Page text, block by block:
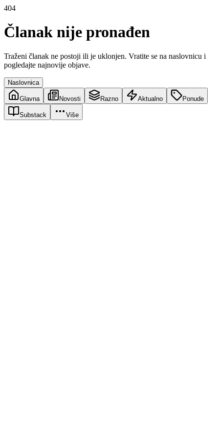
404
Članak nije pronađen
Traženi članak ne postoji ili je uklonjen. Vratite se na naslovnicu i
pogledajte najnovije objave.
Naslovnica
Glavna Novosti Razno Aktualno Ponude
Substack Više